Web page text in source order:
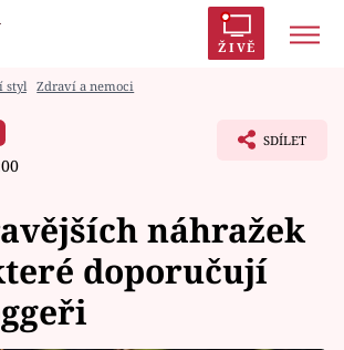
ŽIVĚ
styl Zdraví a nemoci
SDÍLET
náhražek
doporučují